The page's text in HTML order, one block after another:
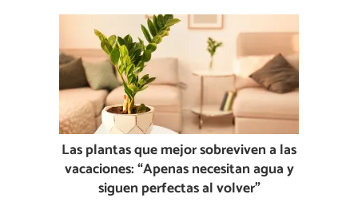
Las plantas que mejor sobreviven a las
vacaciones: “Apenas necesitan agua y
siguen perfectas al volver”